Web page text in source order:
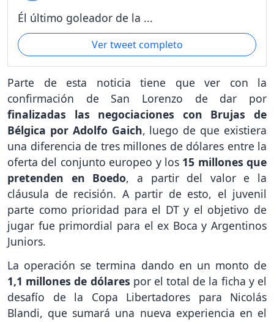
Él último goleador de la ...
Ver tweet completo
Parte de esta noticia tiene que ver con la
confirmación de San Lorenzo de dar por
finalizadas las negociaciones con Brujas de
Bélgica por Adolfo Gaich, luego de que existiera
una diferencia de tres millones de dólares entre la
oferta del conjunto europeo y los 15 millones que
pretenden en Boedo, a partir del valor e la
cláusula de recisión. A partir de esto, el juvenil
parte como prioridad para el DT y el objetivo de
jugar fue primordial para el ex Boca y Argentinos
Juniors.
La operación se termina dando en un monto de
1,1 millones de dólares por el total de la ficha y el
desafío de la Copa Libertadores para Nicolás
Blandi, que sumará una nueva experiencia en el